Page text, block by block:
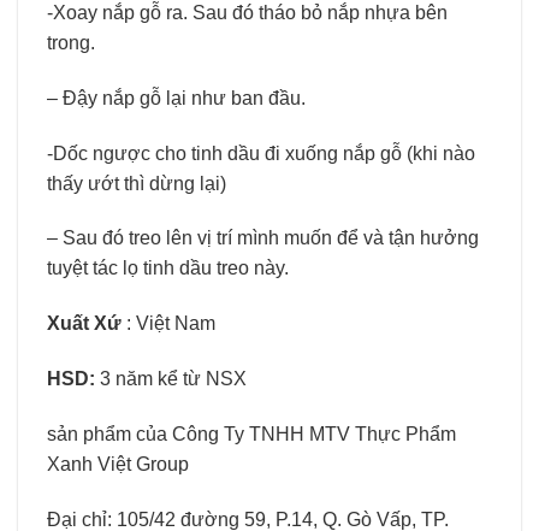
-Xoay nắp gỗ ra. Sau đó tháo bỏ nắp nhựa bên
trong.
– Đậy nắp gỗ lại như ban đầu.
-Dốc ngược cho tinh dầu đi xuống nắp gỗ (khi nào
thấy ướt thì dừng lại)
– Sau đó treo lên vị trí mình muốn để và tận hưởng
tuyệt tác lọ tinh dầu treo này.
Xuất Xứ : Việt Nam
HSD: 3 năm kể từ NSX
sản phẩm của Công Ty TNHH MTV Thực Phẩm
Xanh Việt Group
Đại chỉ: 105/42 đường 59, P.14, Q. Gò Vấp, TP.